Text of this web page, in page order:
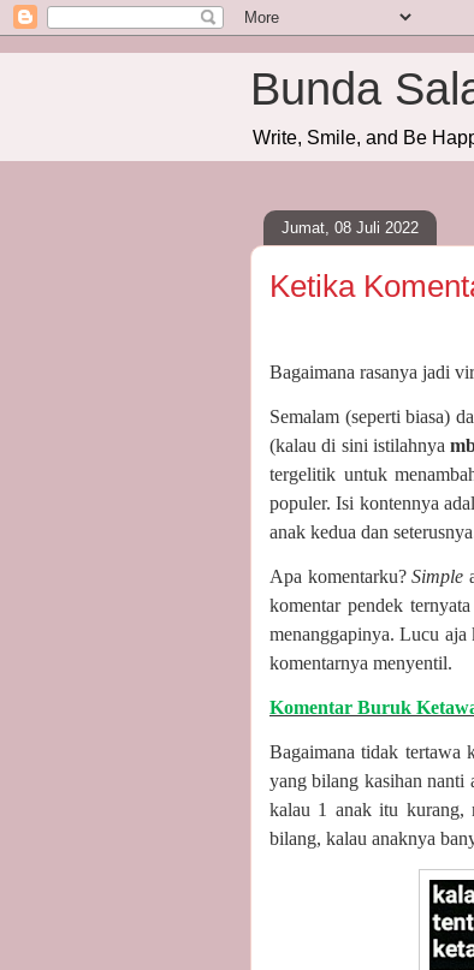
Bunda
Write, Smile, and Be
Jumat, 08 Juli 2022
Ketika
Bagaimana rasanya jadi
Semalam (seperti biasa)
(kalau di sini istilahnya
tergelitik untuk
populer. Isi kontennya
anak kedua dan
Apa komentarku?Simple
komentar pendek
menanggapinya. Lucu
komentarnya menyentil.
Komentar Buruk
Bagaimana tidak tertawa
yang bilang kasihan nanti
kalau 1 anak itu kurang,
bilang, kalau anaknya